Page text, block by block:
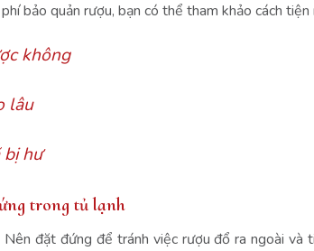
bảo quản rượu, bạn có thể tham khảo cách tiện
không
lâu
bị hư
trong tủ lạnh
đặt đứng để tránh việc rượu đổ ra ngoài và